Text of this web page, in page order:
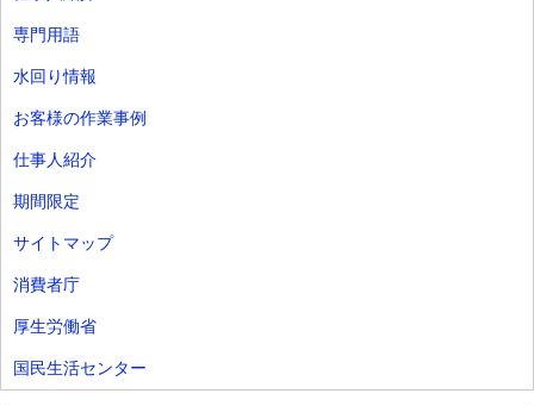
専門用語
水回り情報
お客様の作業事例
仕事人紹介
期間限定
サイトマップ
消費者庁
厚生労働省
国民生活センター